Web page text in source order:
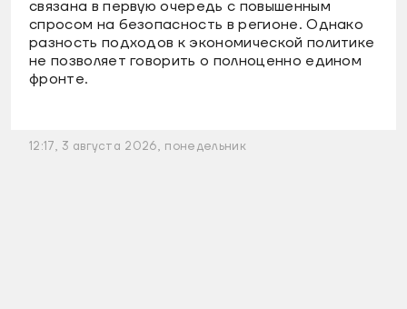
связана в первую очередь с повышенным
спросом на безопасность в регионе. Однако
разность подходов к экономической политике
не позволяет говорить о полноценно едином
фронте.
12:17, 3 августа 2026, понедельник